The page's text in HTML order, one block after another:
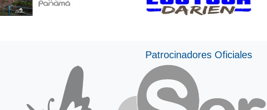
Patrocinadores Oficiales